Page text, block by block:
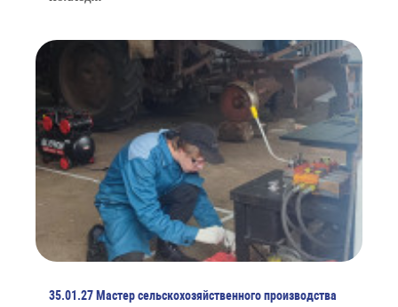
35.01.27 Мастер сельскохозяйственного производства